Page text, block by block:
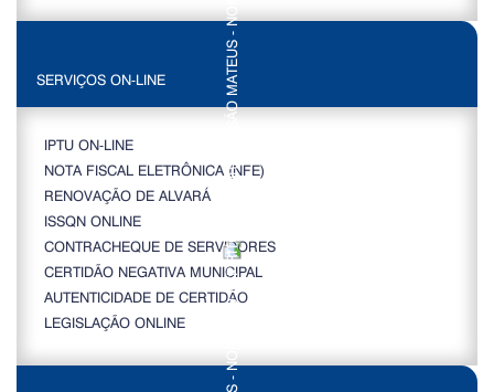
SERVIÇOS ON-LINE
IPTU ON-LINE
NOTA FISCAL ELETRÔNICA (NFE)
RENOVAÇÃO DE ALVARÁ
ISSQN ONLINE
CONTRACHEQUE DE SERVIDORES
CERTIDÃO NEGATIVA MUNICIPAL
AUTENTICIDADE DE CERTIDÃO
LEGISLAÇÃO ONLINE